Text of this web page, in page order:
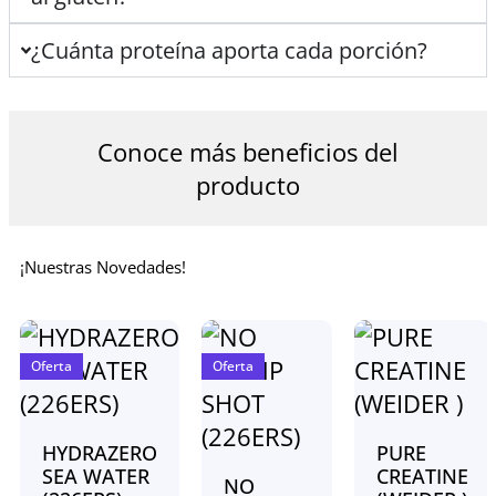
¿Cuánta proteína aporta cada porción?
Conoce más beneficios del
producto
¡Nuestras Novedades!
Oferta
HYDRAZERO
SEA WATER
Oferta
NO
PURE
CREATINE